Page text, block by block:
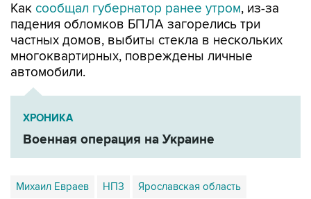
Как сообщал губернатор ранее утром, из-за
падения обломков БПЛА загорелись три
частных домов, выбиты стекла в нескольких
многоквартирных, повреждены личные
автомобили.
ХРОНИКА
Военная операция на Украине
Михаил Евраев НПЗ Ярославская область